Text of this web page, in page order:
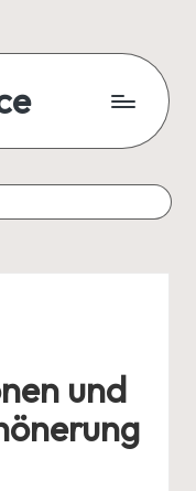
und